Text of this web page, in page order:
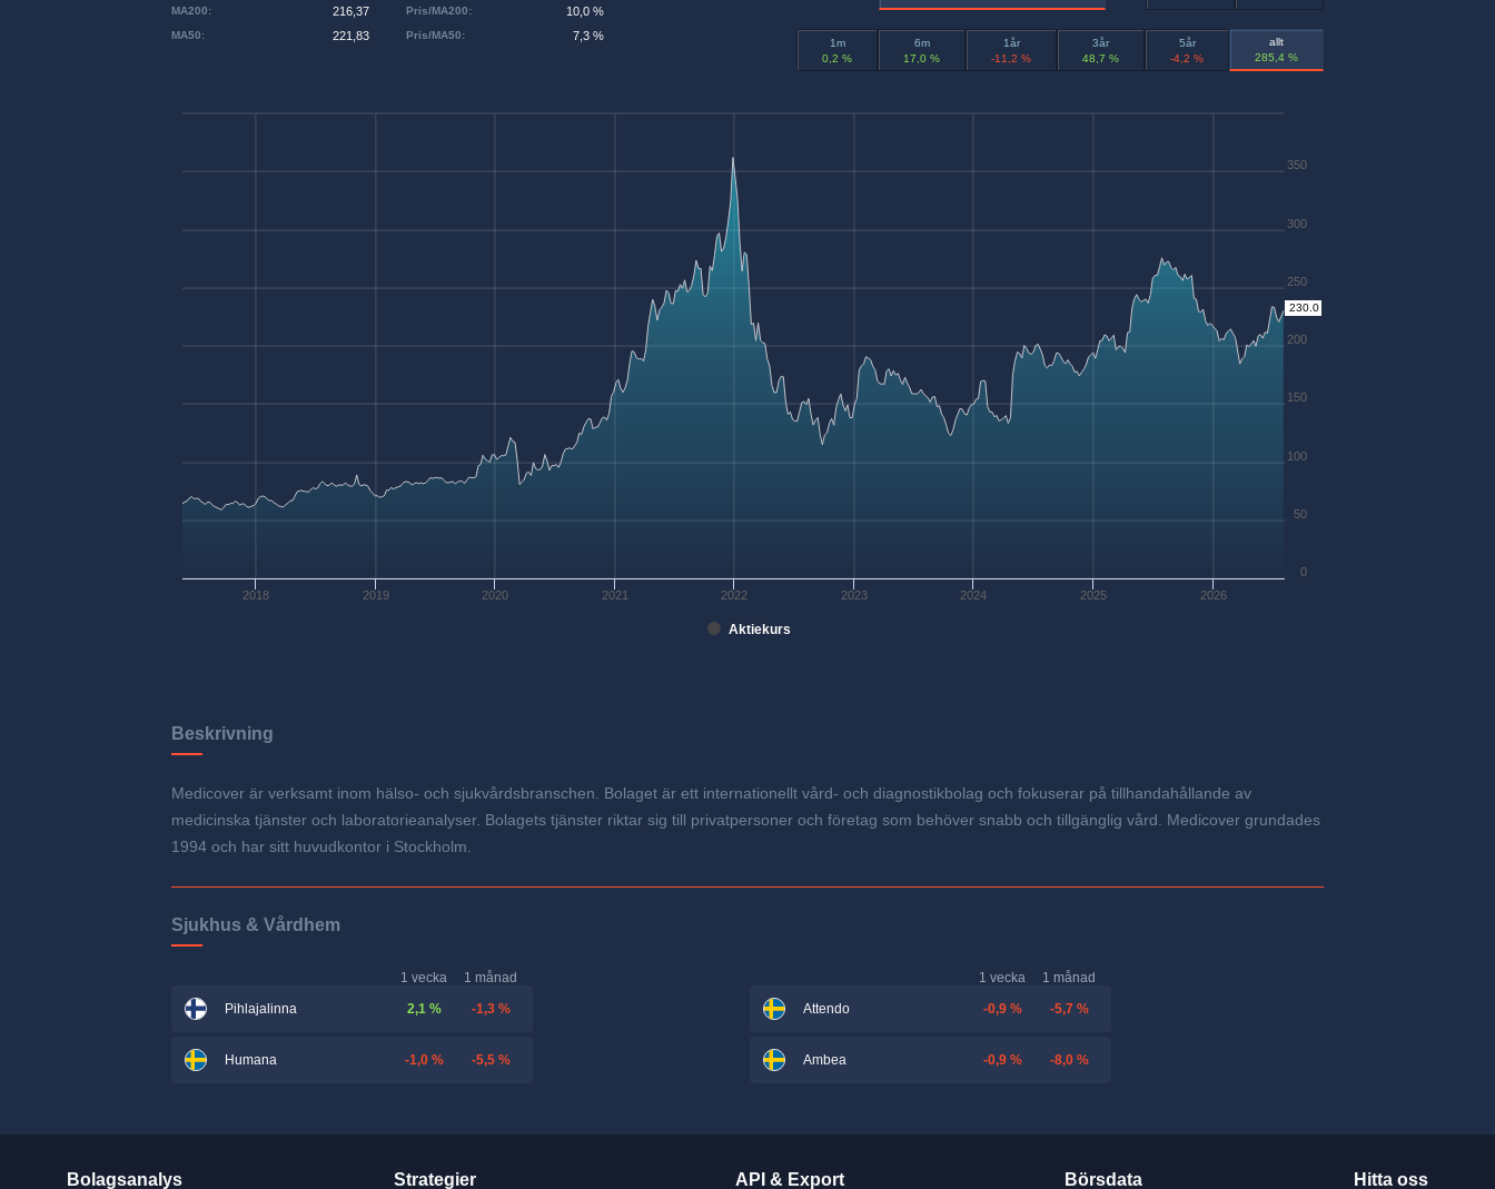
MA50: 221,83
MA200: 216,37 Pris/MA200: 10,0 %
Pris/MA50: 7,3 %
1m
0,2 %
6m
17,0 %
1år
-11,2 %
3år
48,7 %
5år
-4,2 %
allt
285,4 %
Aktiekurs
2018 2019 2020 2021 2022 2023 2024 2025 2026
0
50
100
150
200
250
300
350
230.0
Beskrivning
Medicover är verksamt inom hälso- och sjukvårdsbranschen. Bolaget är ett internationellt vård- och diagnostikbolag och fokuserar på tillhandahållande av
medicinska tjänster och laboratorieanalyser. Bolagets tjänster riktar sig till privatpersoner och företag som behöver snabb och tillgänglig vård. Medicover grundades
1994 och har sitt huvudkontor i Stockholm.
Sjukhus & Vårdhem
1 vecka
1 månad
Pihlajalinna
2,1 % -1,3 %
Humana -1,0 % -5,5 %
1 vecka
1 månad
Attendo
-0,9 % -5,7 %
Ambea -0,9 % -8,0 %
Bolagsanalys Strategier API & Export Börsdata Hitta oss